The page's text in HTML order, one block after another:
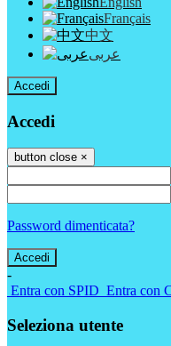
Français
中文
عربى
Accedi
Accedi
button close ×
Password dimenticata?
-
Entra con SPID Entra con
Seleziona utente